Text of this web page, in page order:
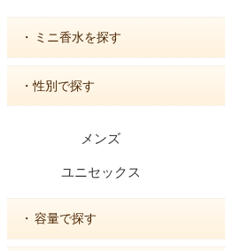
・ ミニ香水を探す
・性別で探す
メンズ
ユニセックス
・ 容量で探す